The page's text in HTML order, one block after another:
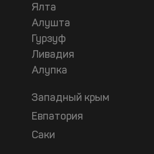
Ялта
Алушта
Гурзуф
Ливадия
Алупка
Западный крым
Евпатория
Саки